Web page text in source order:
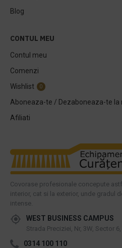
Blog
CONTUL MEU
Contul meu
Comenzi
Wishlist
0
Aboneaza-te / Dezaboneaza-te la
Afiliati
Covorase profesionale concepute
interior, cat si la exterior, unde gradul
intense.
WEST BUSINESS CAMPUS
Strada Preciziei, Nr, 3W, Sector
0314 100 110